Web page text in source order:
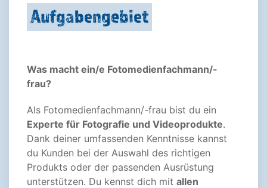
Aufgabengebiet
Was macht ein/e Fotomedienfachmann/-
frau?
Als Fotomedienfachmann/-frau bist du ein
Experte für Fotografie und Videoprodukte.
Dank deiner umfassenden Kenntnisse kannst
du Kunden bei der Auswahl des richtigen
Produkts oder der passenden Ausrüstung
unterstützen. Du kennst dich mit allen